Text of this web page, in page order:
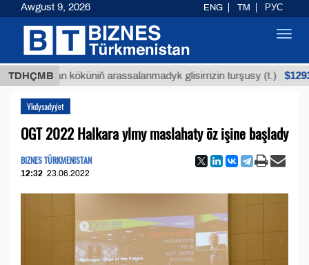
TDHÇMB
Buýan köküniň arassalanmadyk glisirrizin turşusy (t.) $12935,18
Ykdysadyýet
OGT 2022 Halkara ylmy maslahaty öz işine başlady
BIZNES TÜRKMENISTAN
12:32 23.06.2022
Awgust 9, 2026 ENG TM РУС